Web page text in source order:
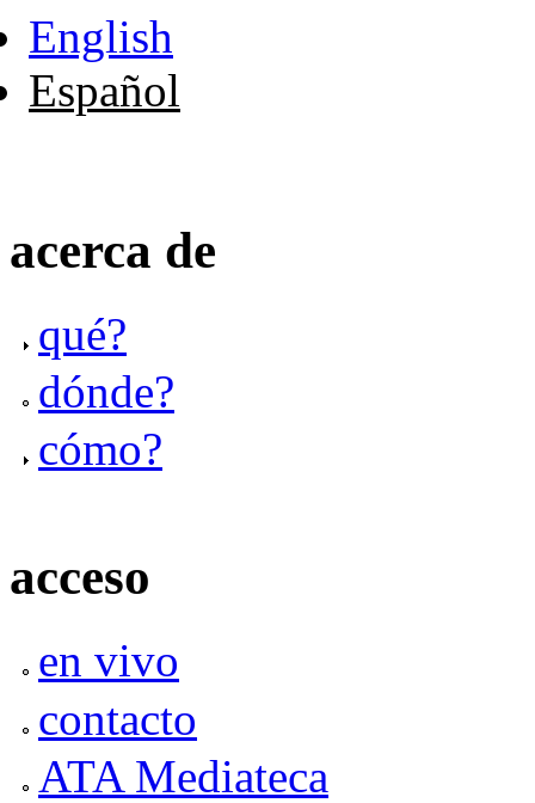
English
Español
acerca de
qué?
dónde?
cómo?
acceso
en vivo
contacto
ATA Mediateca